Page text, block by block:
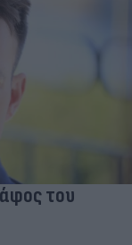
του